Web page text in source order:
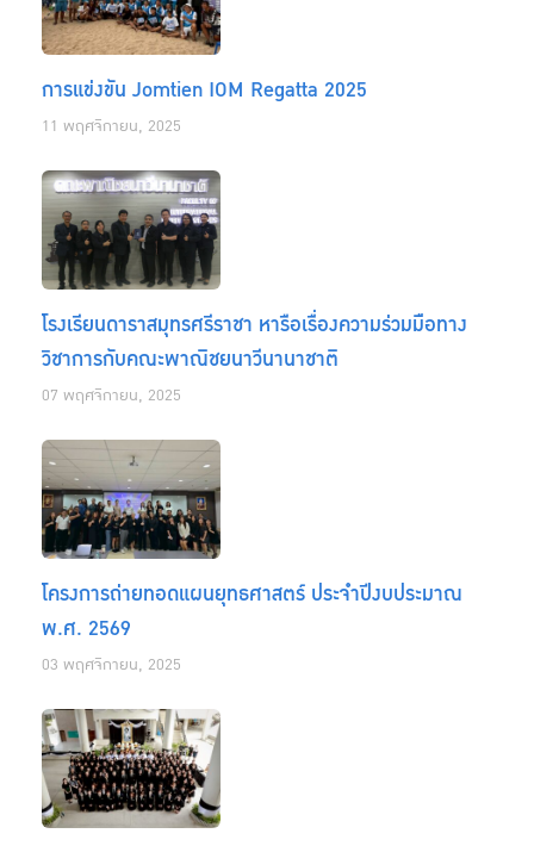
การแข่งขัน Jomtien IOM Regatta 2025
11 พฤศจิกายน, 2025
โรงเรียนดาราสมุทรศรีราชา หารือเรื่องความร่วมมือทาง
วิชาการกับคณะพาณิชยนาวีนานาชาติ
07 พฤศจิกายน, 2025
โครงการถ่ายทอดแผนยุทธศาสตร์ ประจำปีงบประมาณ
พ.ศ. 2569
03 พฤศจิกายน, 2025